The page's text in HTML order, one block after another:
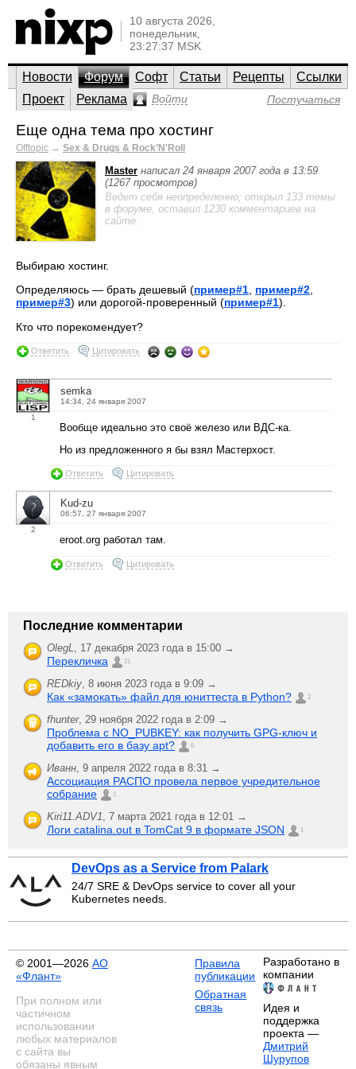
10 августа 2026,
понедельник,
23:27:37 MSK
Новости Форум Софт Статьи Рецепты
Ссылки
Проект
Реклама Войти Постучаться
Еще одна тема про хостинг
Offtopic → Sex & Drugs & Rock’N'Roll
Master написал 24 января 2007 года в 13:59
(1267 просмотров)
Ведет себя неопределенно; открыл 133 темы
в форуме, оставил 1230 комментариев на
сайте.
Выбираю хостинг.
Определяюсь — брать дешевый (пример#1, пример#2,
пример#3) или дорогой-проверенный (пример#1).
Кто что порекомендует?
Ответить Цитировать
1
semka
14:34, 24 января 2007
Вообще идеально это своё железо или ВДС-ка.
Но из предложенного я бы взял Мастерхост.
Ответить Цитировать
2
Kud-zu
06:57, 27 января 2007
eroot.org работал там.
Ответить Цитировать
Последние комментарии
OlegL, 17 декабря 2023 года в 15:00 →
Перекличка 21
REDkiy, 8 июня 2023 года в 9:09 →
Как «замокать» файл для юниттеста в Python? 2
fhunter, 29 ноября 2022 года в 2:09 →
Проблема с NO_PUBKEY: как получить GPG-ключ и
добавить его в базу apt?
6
Иванн, 9 апреля 2022 года в 8:31 →
Ассоциация РАСПО провела первое учредительное
собрание
1
Kiri11.ADV1, 7 марта 2021 года в 12:01 →
Логи catalina.out в TomCat 9 в формате JSON 1
DevOps as a Service from Palark
24/7 SRE & DevOps service to cover all your
Kubernetes needs.
© 2001—2026 АО
«Флант»
При полном или
частичном
использовании
любых материалов
с сайта вы
обязаны явным
Правила
публикации
Обратная
связь
Разработано в
компании
Идея и
поддержка
проекта —
Дмитрий
Шурупов